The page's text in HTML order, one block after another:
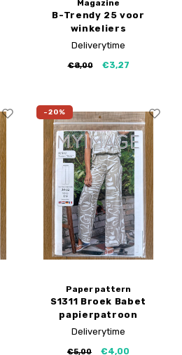
Magazine
B-Trendy 25 voor
winkeliers
Deliverytime
€8,00 €3,27
-20%
Paper pattern
S1311 Broek Babet
papierpatroon
Deliverytime
€5,00 €4,00